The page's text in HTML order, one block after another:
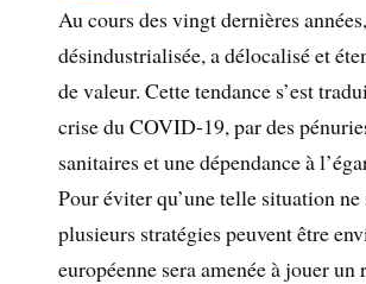
Au cours des vingt dernières
désindustrialisée, a délocalisé et
de valeur. Cette tendance s’est
crise du COVID-19, par des
sanitaires et une dépendance à
Pour éviter qu’une telle situation ne
plusieurs stratégies peuvent être
européenne sera amenée à jouer